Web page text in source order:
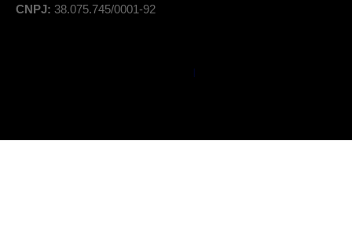
CNPJ: 38.075.745/0001-92
|